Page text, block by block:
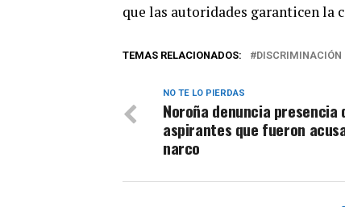
que las autoridades garanticen la
TEMAS RELACIONADOS: DISCRIMINACIÓN
NO TE LO PIERDAS
Noroña denuncia presencia
aspirantes que fueron
narco